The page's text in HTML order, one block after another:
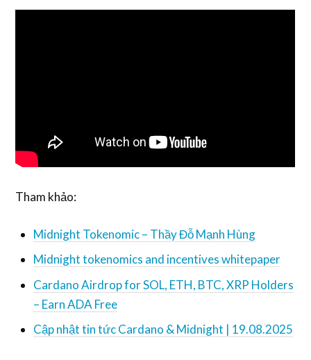
Tham khảo:
Midnight Tokenomic – Thầy Đỗ Mạnh Hùng
Midnight tokenomics and incentives whitepaper
Cardano Airdrop for SOL, ETH, BTC, XRP Holders
– Earn ADA Free
Cập nhật tin tức Cardano & Midnight | 19.08.2025